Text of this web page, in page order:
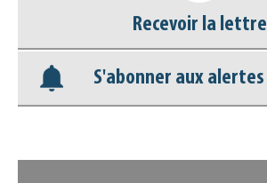
Base documentaire
Nos veilles Scoop.it
Recevoir la lettre
S'abonner aux alertes